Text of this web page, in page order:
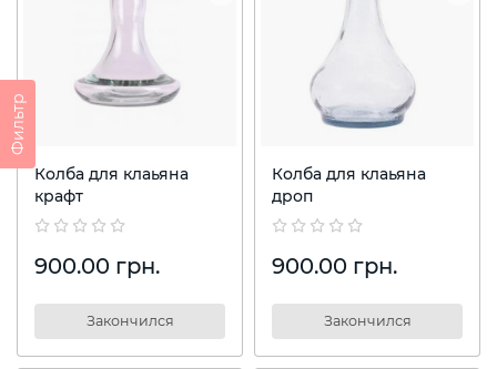
Фильтр
Колба для клаьяна
крафт
900.00 грн.
Закончился
Колба для клаьяна
дроп
900.00 грн.
Закончился